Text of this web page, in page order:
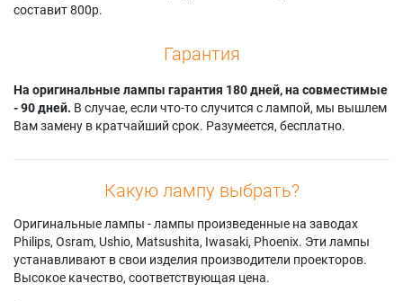
составит 800р.
Гарантия
На оригинальные лампы гарантия 180 дней, на совместимые
- 90 дней. В случае, если что-то случится с лампой, мы вышлем
Вам замену в кратчайший срок. Разумеется, бесплатно.
Какую лампу выбрать?
Оригинальные лампы - лампы произведенные на заводах
Philips, Osram, Ushio, Matsushita, Iwasaki, Phoenix. Эти лампы
устанавливают в свои изделия производители проекторов.
Высокое качество, соответствующая цена.